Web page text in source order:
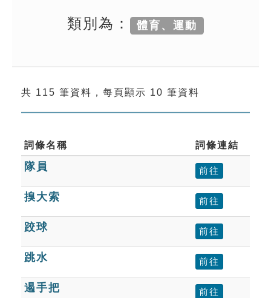
生字詞彙表
成語故事
索引選單
單字索引
生命大百科索引
遊戲專區
教學應用
貓頭鷹博士
類別為： 體育、運動
共 115 筆資料，每頁顯示 10 筆資料
詞條名稱 詞條連結
隊員 前往
搝大索 前往
跤球 前往
跳水 前往
遏手把 前往